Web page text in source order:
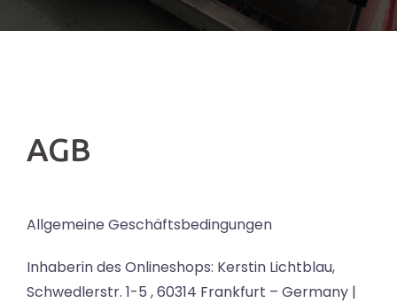
AGB
Allgemeine Geschäftsbedingungen
Inhaberin des Onlineshops: Kerstin Lichtblau,
Schwedlerstr. 1-5 , 60314 Frankfurt – Germany |